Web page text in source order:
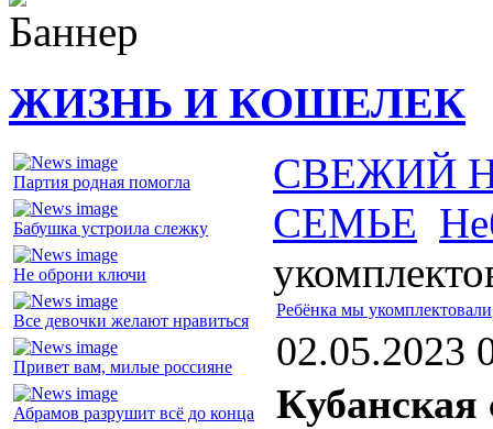
ЖИЗНЬ И КОШЕЛЕК
Партия родная помогла
Бабушка устроила слежку
Не оброни ключи
Все девочки желают нравиться
Привет вам, милые россияне
Абрамов разрушит всё до конца
СВЕЖИЙ
СЕМЬЕ
Ребёнка мы укомплектовали
02.05.2023
Кубанская